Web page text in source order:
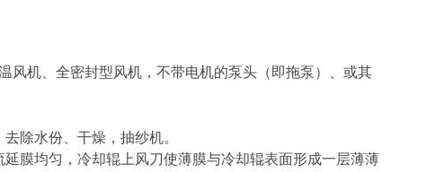
风机、全密封型风机，不带电机的泵头（即拖泵）、或其
除水份、干燥，抽纱机。
膜均匀，冷却辊上风刀使薄膜与冷却辊表面形成一层薄薄